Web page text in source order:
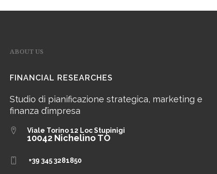
ABOUT US
FINANCIAL RESEARCHES
Studio di pianificazione strategica, marketing e
finanza d’impresa
Viale Torino 12 Loc Stupinigi
10042 Nichelino TO
+39 345 3281850